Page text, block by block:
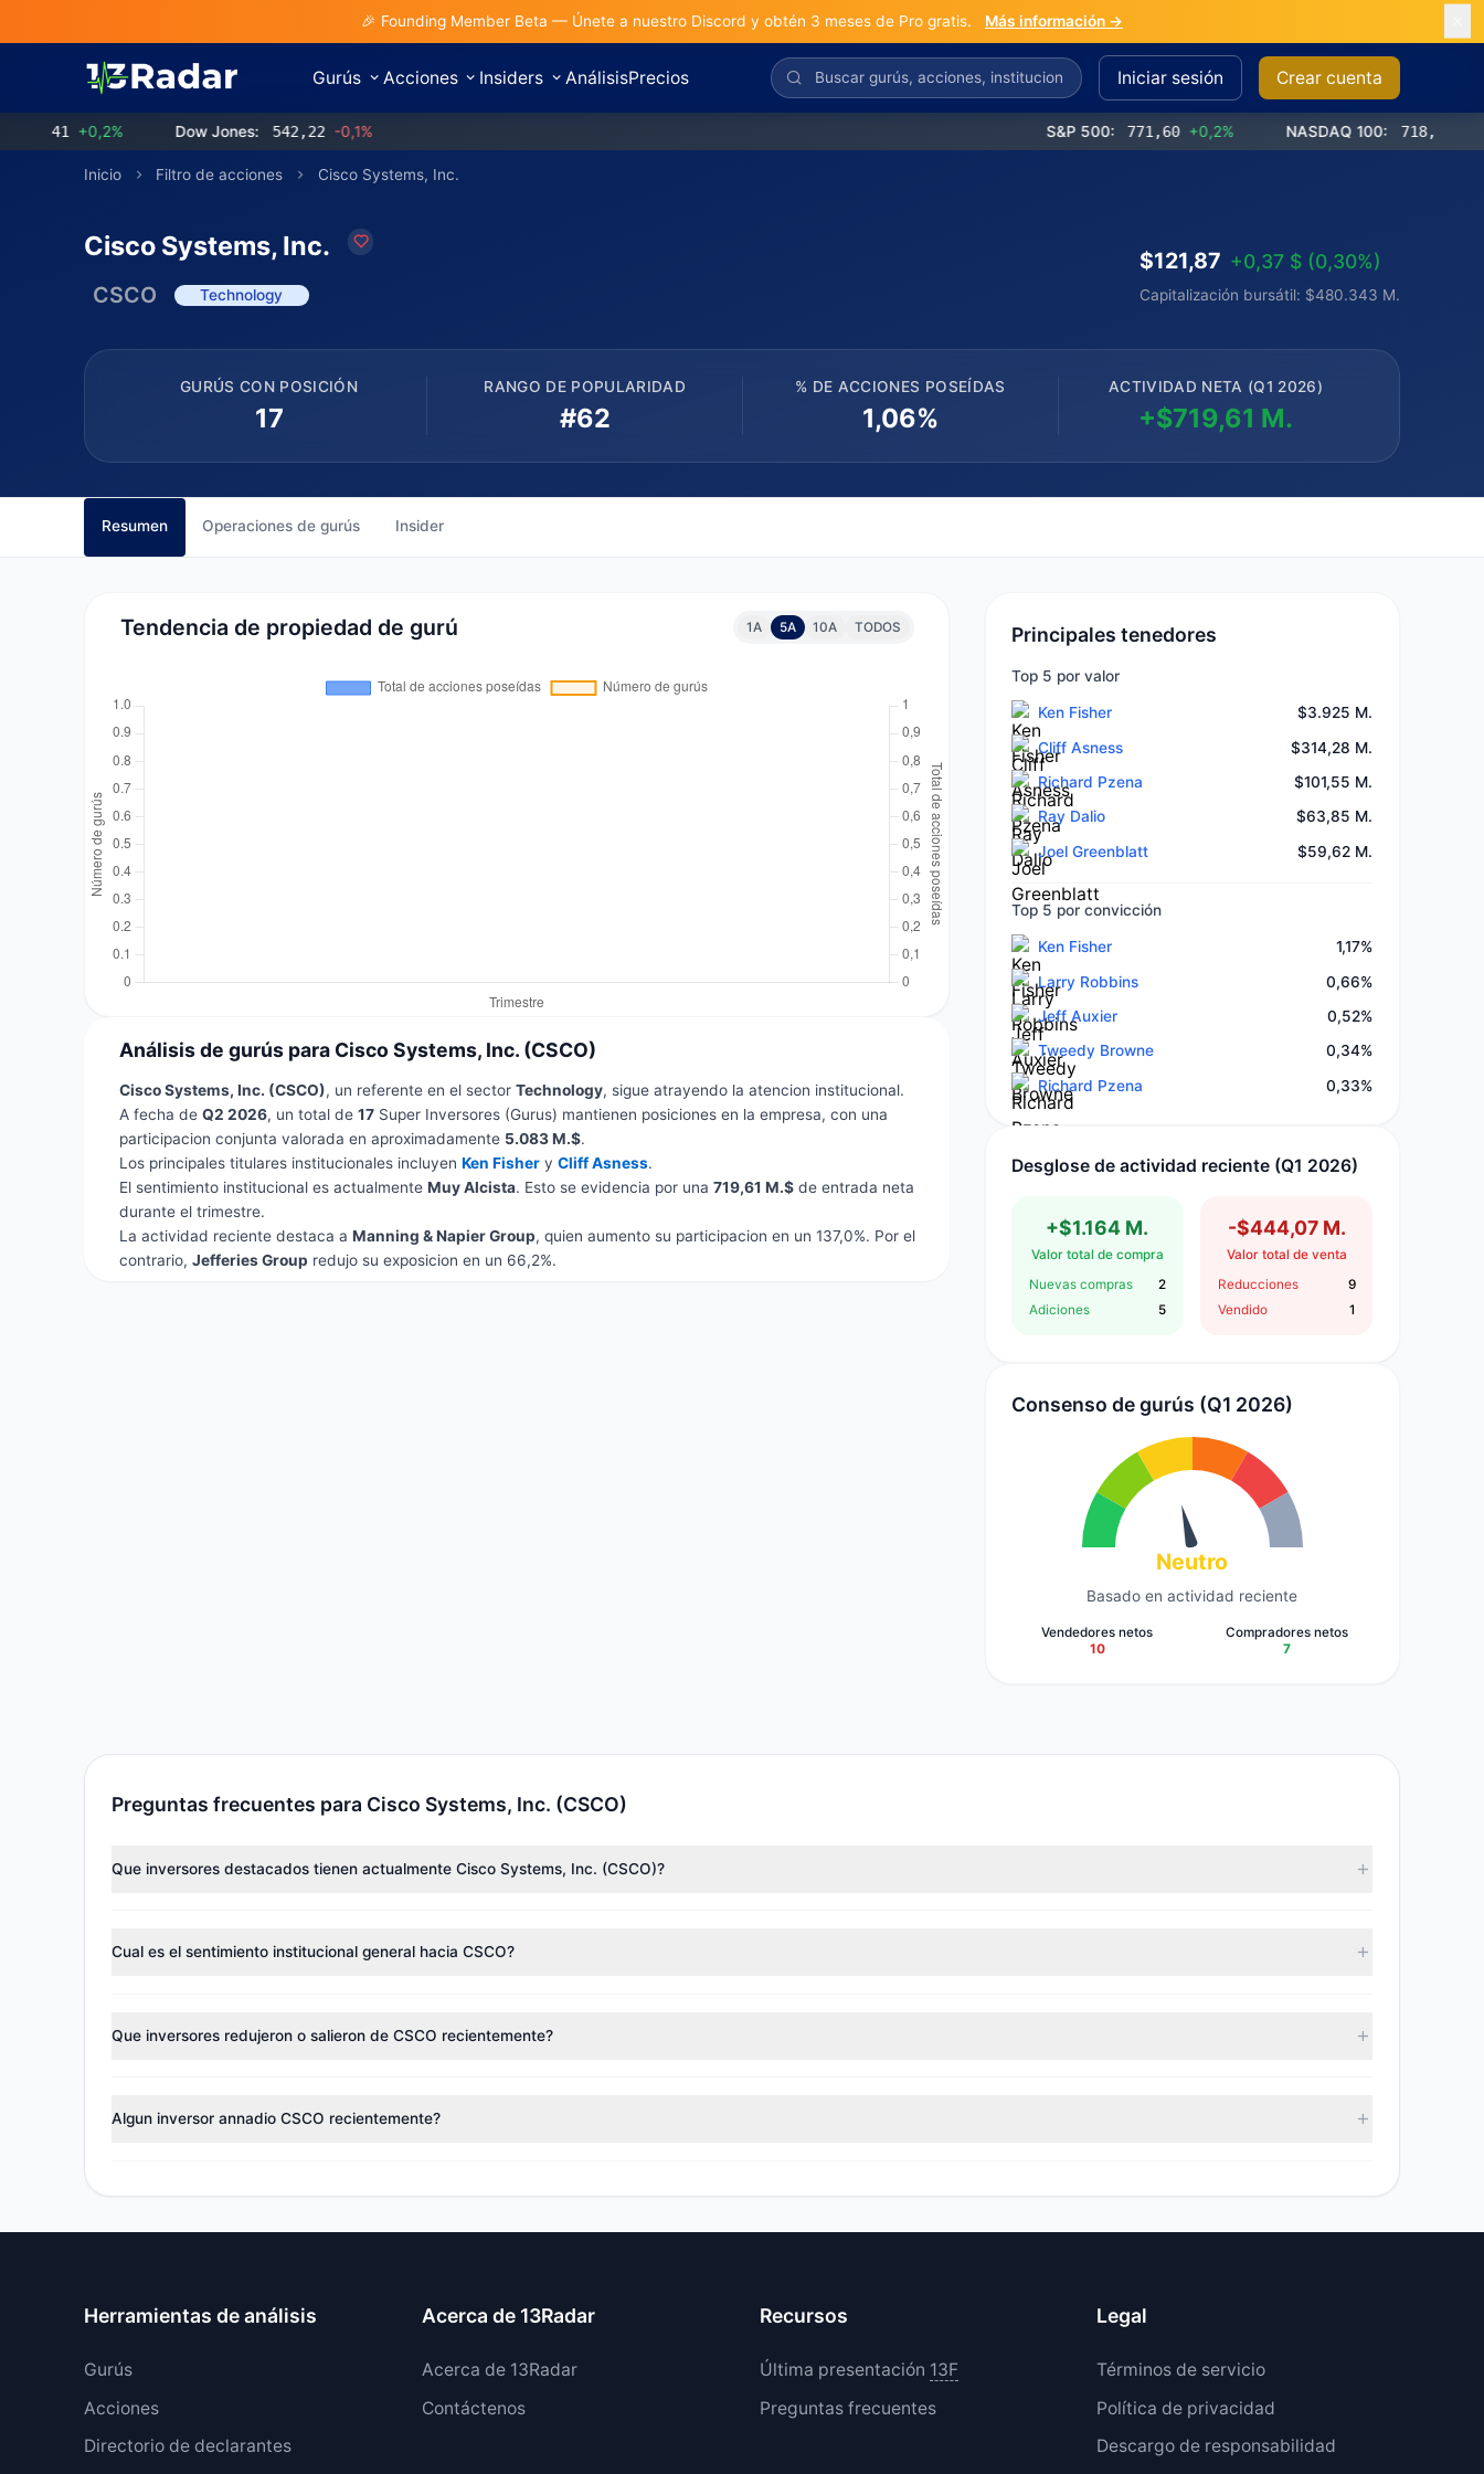
🎉 Founding Member Beta — Únete a nuestro Discord y obtén 3 meses de Pro gratis. Más información →
Gurús Acciones Insiders AnálisisPrecios Iniciar sesión Crear cuenta
+0,2% Dow Jones: 542,22 -0,1% S&P 500: 771,60 +0,2% NASDAQ 100: 718,41 +0,2%
Inicio Filtro de acciones Cisco Systems, Inc.
Cisco Systems, Inc.
CSCO Technology
$121,87 +0,37 $ (0,30%)
Capitalización bursátil: $480.343 M.
GURÚS CON POSICIÓN
17
RANGO DE POPULARIDAD
#62
% DE ACCIONES POSEÍDAS
1,06%
ACTIVIDAD NETA (Q1 2026)
+$719,61 M.
Resumen Operaciones de gurús Insider
Tendencia de propiedad de gurú 1A 5A 10A TODOS
Análisis de gurús para Cisco Systems, Inc. (CSCO)
Cisco Systems, Inc. (CSCO), un referente en el sector Technology, sigue atrayendo la atencion institucional.
A fecha de Q2 2026, un total de 17Super Inversores (Gurus) mantienen posiciones en la empresa, con una
participacion conjunta valorada en aproximadamente 5.083 M.$.
Los principales titulares institucionales incluyen Ken Fishery Cliff Asness.
El sentimiento institucional es actualmente Muy Alcista. Esto se evidencia por una 719,61 M.$de entrada neta
durante el trimestre.
La actividad reciente destaca a Manning & Napier Group, quien aumento su participacion en un 137,0%. Por el
contrario, Jefferies Group redujo su exposicion en un 66,2%.
Principales tenedores
Top 5 por valor
Ken Fisher
$3.925 M.
Cliff Asness
$314,28 M.
Richard Pzena
$101,55 M.
Ray Dalio
$63,85 M.
Joel Greenblatt
$59,62 M.
Top 5 por convicción
Ken Fisher
1,17%
Larry Robbins
0,66%
Jeff Auxier
0,52%
Tweedy Browne
0,34%
Richard Pzena
0,33%
Desglose de actividad reciente (Q1 2026)
+$1.164 M.
Valor total de compra
Nuevas compras
2
Adiciones
5
-$444,07 M.
Valor total de venta
Reducciones
9
Vendido
1
Consenso de gurús (Q1 2026)
Neutro
Basado en actividad reciente
Vendedores netos
10
Compradores netos
7
Preguntas frecuentes para Cisco Systems, Inc. (CSCO)
Que inversores destacados tienen actualmente Cisco Systems, Inc. (CSCO)?
rastreados poseen colectivamente aproximadamente 41,71 M. acciones.
Cual es el sentimiento institucional general hacia CSCO?
gestores reduciendo tenencias.
Que inversores redujeron o salieron de CSCO recientemente?
444,07 M.$.
Algun inversor annadio CSCO recientemente?
Herramientas de análisis
Gurús
Acciones
Directorio de declarantes
Acerca de 13Radar
Acerca de 13Radar
Contáctenos
Recursos
Última presentación 13F
Preguntas frecuentes
Legal
Términos de servicio
Política de privacidad
Descargo de responsabilidad